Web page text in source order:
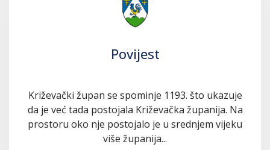
Povijest
Križevački župan se spominje 1193. što ukazuje
da je već tada postojala Križevačka županija. Na
prostoru oko nje postojalo je u srednjem vijeku
više županija...